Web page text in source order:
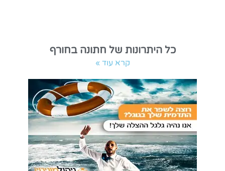
כל היתרונות של חתונה בחורף
קרא עוד »